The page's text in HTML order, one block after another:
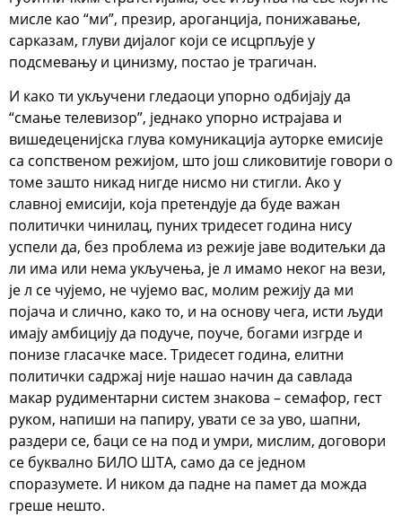
мисле као “ми”, презир, ароганција, понижавање,
сарказам, глуви дијалог који се исцрпљује у
подсмевању и цинизму, постао је трагичан.
И како ти укључени гледаоци упорно одбијају да
“смање телевизор”, једнако упорно истрајава и
вишедеценијска глува комуникација ауторке емисије
са сопственом режијом, што још сликовитије говори о
томе зашто никад нигде нисмо ни стигли. Ако у
славној емисији, која претендује да буде важан
политички чинилац, пуних тридесет година нису
успели да, без проблема из режије јаве водитељки да
ли има или нема укључења, је л имамо неког на вези,
је л се чујемо, не чујемо вас, молим режију да ми
појача и слично, како то, и на основу чега, исти људи
имају амбицију да подуче, поуче, богами изгрде и
понизе гласачке масе. Тридесет година, елитни
политички садржај није нашао начин да савлада
макар рудиментарни систем знакова – семафор, гест
руком, напиши на папиру, увати се за уво, шапни,
раздери се, баци се на под и умри, мислим, договори
се буквално БИЛО ШТА, само да се једном
споразумете. И ником да падне на памет да можда
греше нешто.